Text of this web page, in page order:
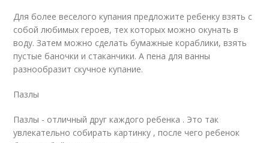
Для более веселого купания предложите ребенку взять с
собой любимых героев, тех которых можно окунать в
воду. Затем можно сделать бумажные кораблики, взять
пустые баночки и стаканчики. А пена для ванны
разнообразит скучное купание.
Пазлы
Пазлы - отличный друг каждого ребенка . Это так
увлекательно собирать картинку , после чего ребенок